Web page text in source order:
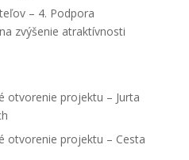
– 4. Podpora
zvýšenie atraktívnosti
otvorenie projektu – Jurta
otvorenie projektu – Cesta